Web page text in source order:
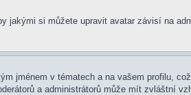
si můžete upravit avatar závisí na
jménem v tématech a na vašem profilu,
a administrátorů může mít zvláštní